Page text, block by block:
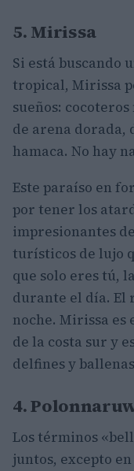
5. Mirissa
Si está buscando
tropical, Mirissa
sueños:
de arena dorada,
hamaca. No hay
Este paraíso en
por tener los
impresionantes
turísticos de lujo
que solo eres tú,
durante el día. El
noche. Mirissa es
de la costa sur y
delfines y
4.
Los términos
juntos, excepto